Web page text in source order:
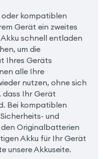
oder kompatiblen
Gerät ein zweites
schnell entladen
um die
Ihres Geräts
alle Ihre
nutzen, ohne sich
dass Ihr Gerät
Bei kompatiblen
und
Originalbatterien
Akku für Ihr Gerät
unsere Akkuseite.